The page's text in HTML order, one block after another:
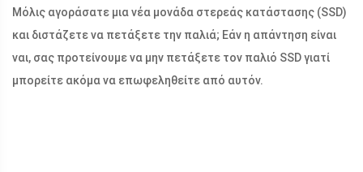
Μόλις αγοράσατε μια νέα μονάδα στερεάς κατάστασης (SSD)
και διστάζετε να πετάξετε την παλιά; Εάν η απάντηση είναι
ναι, σας προτείνουμε να μην πετάξετε τον παλιό SSD γιατί
μπορείτε ακόμα να επωφεληθείτε από αυτόν.